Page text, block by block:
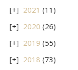
2021 (11)
2020 (26)
2019 (55)
2018 (73)